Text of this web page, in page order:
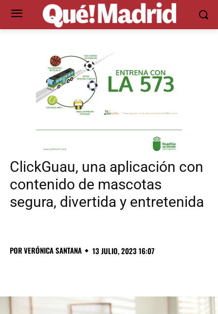
ClickGuau, una aplicación con
contenido de mascotas
segura, divertida y entretenida
PORVERÓNICA SANTANA 13 JULIO, 2023 16:07